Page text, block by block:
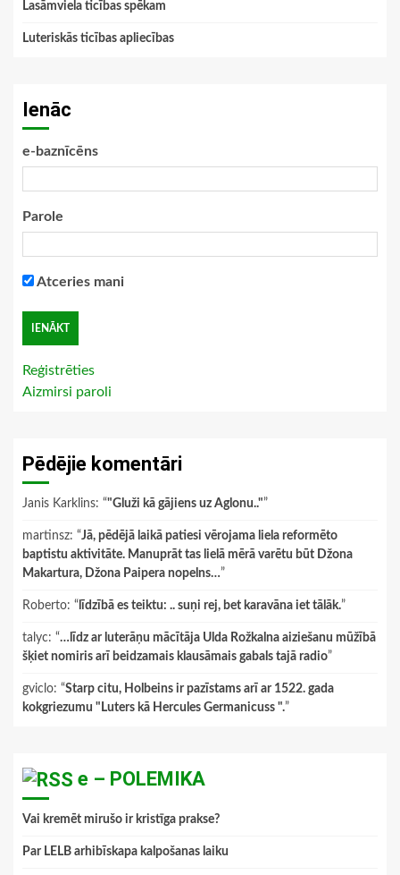
Lasāmviela ticības spēkam
Luteriskās ticības apliecības
Ienāc
e-baznīcēns
Parole
Atceries mani
Reģistrēties
Aizmirsi paroli
Pēdējie komentāri
Janis Karklins: “"Gluži kā gājiens uz Aglonu.."”
martinsz: “Jā, pēdējā laikā patiesi vērojama liela reformēto
baptistu aktivitāte. Manuprāt tas lielā mērā varētu būt Džona
Makartura, Džona Paipera nopelns…”
Roberto: “ līdzībā es teiktu: .. suņi rej, bet karavāna iet tālāk.”
talyc: “…līdz ar luterāņu mācītāja Ulda Rožkalna aiziešanu mūžībā
šķiet nomiris arī beidzamais klausāmais gabals tajā radio”
gviclo: “Starp citu, Holbeins ir pazīstams arī ar 1522. gada
kokgriezumu "Luters kā Hercules Germanicuss ".”
e – POLEMIKA
Vai kremēt mirušo ir kristīga prakse?
Par LELB arhibīskapa kalpošanas laiku